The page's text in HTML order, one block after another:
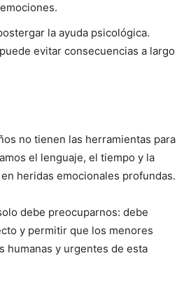
la ayuda psicológica.
evitar consecuencias a largo
no tienen las herramientas para
el lenguaje, el tiempo y la
heridas emocionales profundas.
debe preocuparnos: debe
y permitir que los menores
humanas y urgentes de esta